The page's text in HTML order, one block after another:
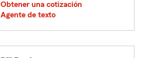
Obtener una cotización
Agente de texto